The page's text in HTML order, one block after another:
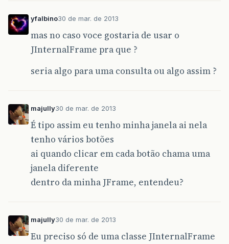
yfalbino30 de mar. de 2013
mas no caso voce gostaria de usar o
JInternalFrame pra que ?
seria algo para uma consulta ou algo assim ?
majully30 de mar. de 2013
É tipo assim eu tenho minha janela ai nela
tenho vários botões
ai quando clicar em cada botão chama uma
janela diferente
dentro da minha JFrame, entendeu?
majully30 de mar. de 2013
Eu preciso só de uma classe JInternalFrame